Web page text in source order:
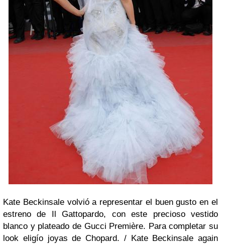
Kate Beckinsale volvió a representar el buen gusto en el
estreno de Il Gattopardo, con este precioso vestido
blanco y plateado de Gucci Première. Para completar su
look eligío joyas de Chopard. /Kate Beckinsale again